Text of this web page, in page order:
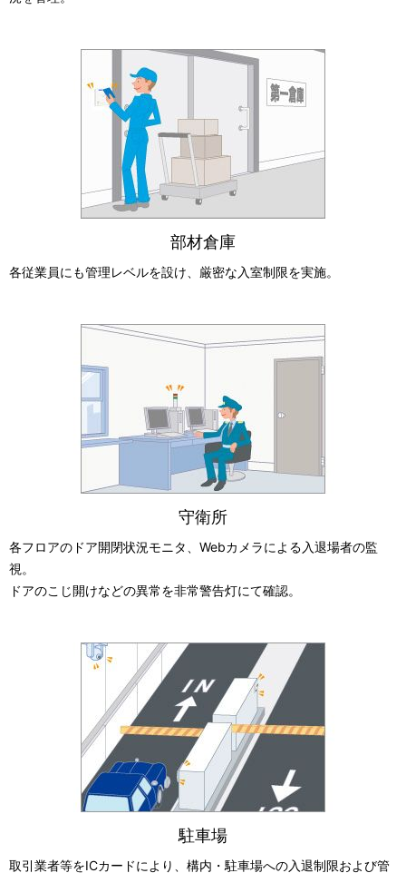
各従業員にも管理レベルを設け、厳密な入室制限を実施。
部材倉庫
各フロアのドア開閉状況モニタ、Webカメラによる入退場者の監
視。
ドアのこじ開けなどの異常を非常警告灯にて確認。
守衛所
取引業者等をICカードにより、構内・駐車場への入退制限および管
駐車場